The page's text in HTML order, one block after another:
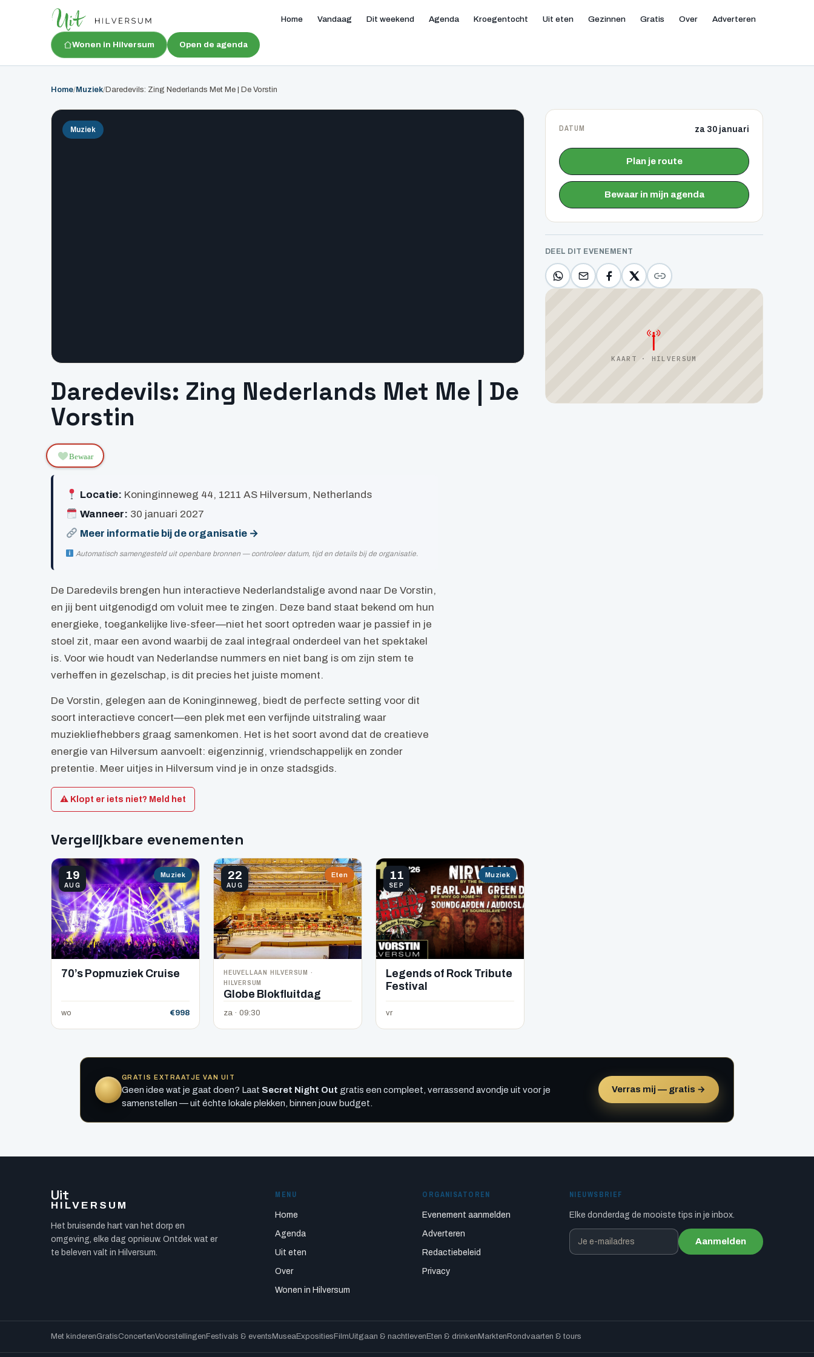
Home Vandaag Dit weekend Agenda Kroegentocht Uit eten Gezinnen Gratis Over Adverteren
Wonen in Hilversum Open de agenda
Home/Muziek/Daredevils: Zing Nederlands Met Me | De Vorstin
Muziek
Daredevils: Zing Nederlands Met Me | De
Vorstin
Bewaar
Locatie: Koninginneweg 44, 1211 AS Hilversum, Netherlands
Wanneer: 30 januari 2027
Meer informatie bij de organisatie →
Automatisch samengesteld uit openbare bronnen — controleer datum, tijd en details bij de organisatie.
De Daredevils brengen hun interactieve Nederlandstalige avond naar De Vorstin,
en jij bent uitgenodigd om voluit mee te zingen. Deze band staat bekend om hun
energieke, toegankelijke live-sfeer—niet het soort optreden waar je passief in je
stoel zit, maar een avond waarbij de zaal integraal onderdeel van het spektakel
is. Voor wie houdt van Nederlandse nummers en niet bang is om zijn stem te
verheffen in gezelschap, is dit precies het juiste moment.
De Vorstin, gelegen aan de Koninginneweg, biedt de perfecte setting voor dit
soort interactieve concert—een plek met een verfijnde uitstraling waar
muziekliefhebbers graag samenkomen. Het is het soort avond dat de creatieve
energie van Hilversum aanvoelt: eigenzinnig, vriendschappelijk en zonder
pretentie. Meer uitjes in Hilversum vind je in onze stadsgids.
⚠ Klopt er iets niet? Meld het
Vergelijkbare evenementen
19
AUG
Muziek
70’s Popmuziek Cruise
wo €998
22
AUG
Eten
HEUVELLAAN HILVERSUM ·
HILVERSUM
Globe Blokfluitdag
za · 09:30
11
SEP
Muziek
Legends of Rock Tribute
Festival
vr
DATUM za 30 januari
Plan je route
Bewaar in mijn agenda
DEEL DIT EVENEMENT
KAART · HILVERSUM
GRATIS EXTRAATJE VAN UIT
Geen idee wat je gaat doen? Laat Secret Night Out gratis een compleet, verrassend avondje uit voor je
samenstellen — uit échte lokale plekken, binnen jouw budget.
Verras mij — gratis →
Uit
HILVERSUM
Het bruisende hart van het dorp en
omgeving, elke dag opnieuw. Ontdek wat er
te beleven valt in Hilversum.
MENU
Home
Agenda
Uit eten
Over
Wonen in Hilversum
ORGANISATOREN
Evenement aanmelden
Adverteren
Redactiebeleid
Privacy
NIEUWSBRIEF
Elke donderdag de mooiste tips in je inbox.
Aanmelden
Met kinderenGratisConcertenVoorstellingen Festivals & events MuseaExposities FilmUitgaan & nachtleven Eten & drinken Markten Rondvaarten & tours